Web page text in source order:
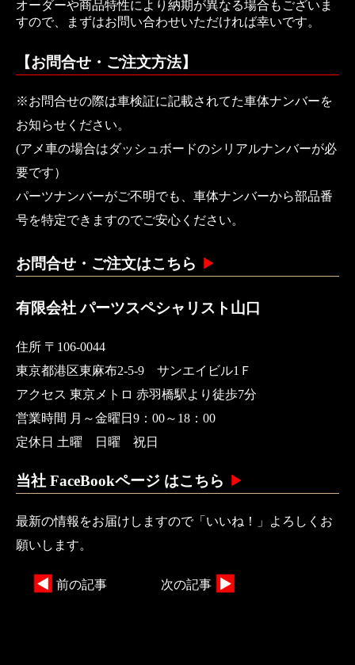
オーダーや商品特性により納期が異なる場合もございま
すので、まずはお問い合わせいただければ幸いです。
【お問合せ・ご注文方法】
※お問合せの際は車検証に記載されてた車体ナンバーを
お知らせください。
(アメ車の場合はダッシュボードのシリアルナンバーが必
要です）
パーツナンバーがご不明でも、車体ナンバーから部品番
号を特定できますのでご安心ください。
お問合せ・ご注文はこちら
有限会社 パーツスペシャリスト山口
住所 〒106-0044
東京都港区東麻布2-5-9 サンエイビル1Ｆ
アクセス 東京メトロ 赤羽橋駅より徒歩7分
営業時間 月～金曜日9：00～18：00
定休日 土曜 日曜 祝日
当社 FaceBookページ はこちら
最新の情報をお届けしますので「いいね！」よろしくお
願いします。
前の記事 次の記事